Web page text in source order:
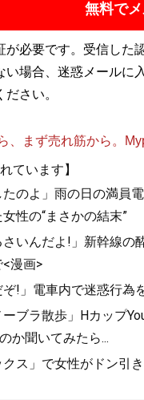
無料で
必要です。受信した
場合、迷惑メールに
さい。
、まず売れ筋から。
ています】
のよ」雨の日の満員
性の“まさかの結末”
いんだよ!」新幹線の
漫画>
!」電車内で迷惑行為
ブラ散歩」Hカップ
か聞いてみたら...
ス」で女性がドン引